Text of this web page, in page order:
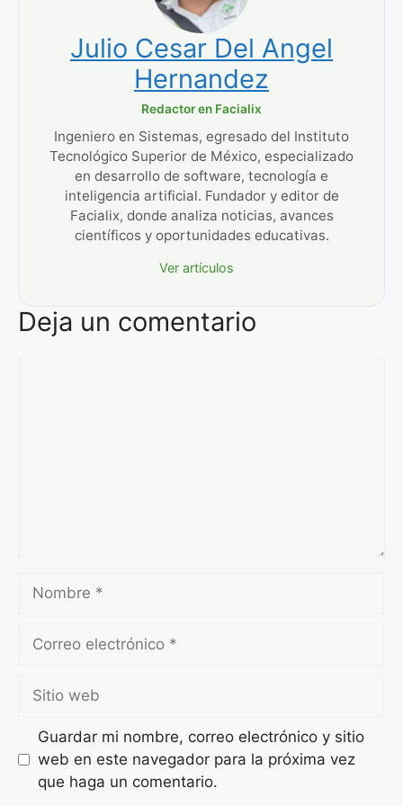
Julio Cesar Del Angel
Hernandez
Redactor en Facialix
Ingeniero en Sistemas, egresado del Instituto
Tecnológico Superior de México, especializado
en desarrollo de software, tecnología e
inteligencia artificial. Fundador y editor de
Facialix, donde analiza noticias, avances
científicos y oportunidades educativas.
Ver artículos
Deja un comentario
Nombre
Correo
Sitio
web
Guardar mi nombre, correo electrónico y sitio
web en este navegador para la próxima vez
que haga un comentario.